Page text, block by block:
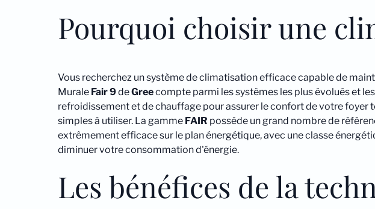
Pourquoi choisir une
Vous recherchez un système de climatisation efficace capable de
Murale Fair 9deGreecompte parmi les systèmes les plus évolués et
refroidissement et de chauffage pour assurer le confort de votre foyer
simples à utiliser. La gamme FAIR possède un grand nombre de
extrêmement efficace sur le plan énergétique, avec une classe
diminuer votre consommation d'énergie.
Les bénéfices de la